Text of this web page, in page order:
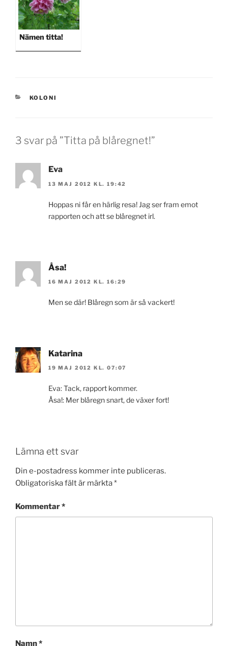
Nämen titta!
KATEGORIER
KOLONI
3 svar på ”Titta på blåregnet!”
Eva
13 MAJ 2012 KL. 19:42
Hoppas ni får en härlig resa! Jag ser fram emot
rapporten och att se blåregnet irl.
Åsa!
16 MAJ 2012 KL. 16:29
Men se där! Blåregn som är så vackert!
Katarina
19 MAJ 2012 KL. 07:07
Eva: Tack, rapport kommer.
Åsa!: Mer blåregn snart, de växer fort!
Lämna ett svar
Din e-postadress kommer inte publiceras.
Obligatoriska fält är märkta*
Kommentar*
Namn*